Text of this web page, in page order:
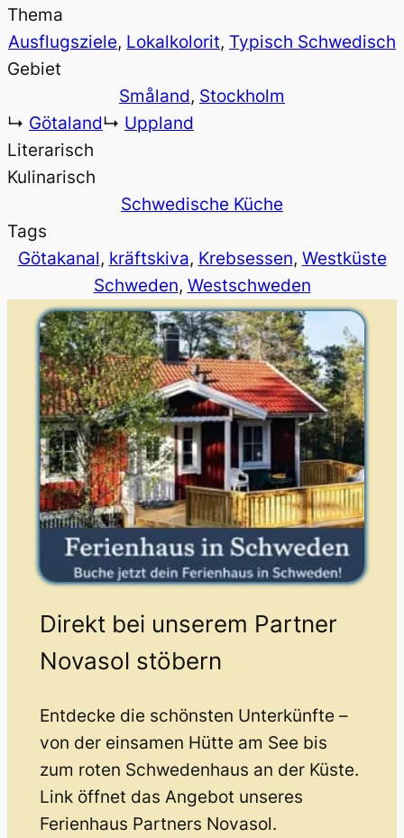
Thema
Ausflugsziele, Lokalkolorit, Typisch Schwedisch
Gebiet
Småland, Stockholm
↳ Götaland↳ Uppland
Literarisch
Kulinarisch
Schwedische Küche
Tags
Götakanal, kräftskiva, Krebsessen, Westküste
Schweden, Westschweden
Direkt bei unserem Partner
Novasol stöbern
Entdecke die schönsten Unterkünfte –
von der einsamen Hütte am See bis
zum roten Schwedenhaus an der Küste.
Link öffnet das Angebot unseres
Ferienhaus Partners Novasol.